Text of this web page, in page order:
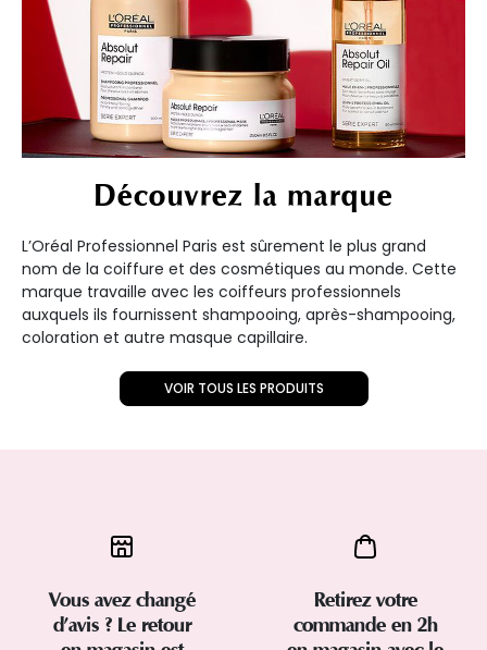
Découvrez la marque
L’Oréal Professionnel Paris est sûrement le plus grand
nom de la coiffure et des cosmétiques au monde. Cette
marque travaille avec les coiffeurs professionnels
auxquels ils fournissent shampooing, après-shampooing,
coloration et autre masque capillaire.
VOIR TOUS LES PRODUITS
Vous avez changé
d’avis ? Le retour
Retirez votre
commande en 2h